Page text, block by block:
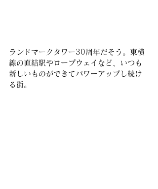
ランドマークタワー30周年だそう。東横
線の直結駅やロープウェイなど、いつも
新しいものができてパワーアップし続け
る街。